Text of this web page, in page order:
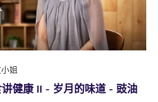
姐
健康 II - 岁月的味道 - 豉油